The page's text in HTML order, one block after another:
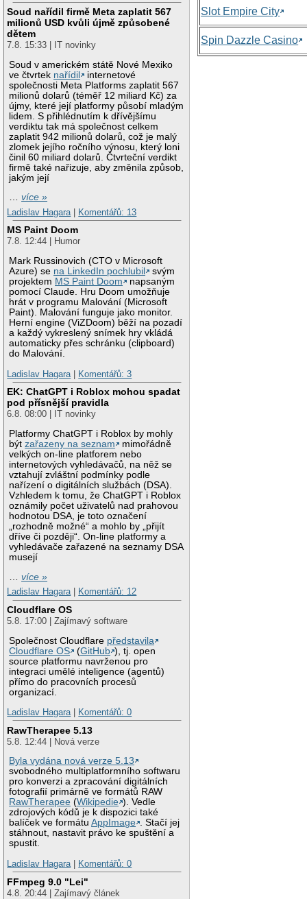
Soud nařídil firmě Meta zaplatit 567
milionů USD kvůli újmě způsobené
dětem
7.8. 15:33 | IT novinky
Soud v americkém státě Nové Mexiko
ve čtvrtek nařídil
internetové
společnosti Meta Platforms zaplatit 567
milionů dolarů (téměř 12 miliard Kč) za
újmy, které její platformy působí mladým
lidem. S přihlédnutím k dřívějšímu
verdiktu tak má společnost celkem
zaplatit 942 milionů dolarů, což je malý
zlomek jejího ročního výnosu, který loni
činil 60 miliard dolarů. Čtvrteční verdikt
firmě také nařizuje, aby změnila způsob,
jakým její
…více »
Ladislav Hagara
Komentářů: 13
MS Paint Doom
7.8. 12:44 | Humor
Mark Russinovich (CTO v Microsoft
Azure) se na LinkedIn pochlubil
svým
projektem MS Paint Doom
napsaným
pomocí Claude. Hru Doom umožňuje
hrát v programu Malování (Microsoft
Paint). Malování funguje jako monitor.
Herní engine (ViZDoom) běží na pozadí
a každý vykreslený snímek hry vkládá
automaticky přes schránku (clipboard)
do Malování.
Ladislav Hagara
Komentářů: 3
EK: ChatGPT i Roblox mohou spadat
pod přísnější pravidla
6.8. 08:00 | IT novinky
Platformy ChatGPT i Roblox by mohly
býtzařazeny na seznam
mimořádně
velkých on-line platforem nebo
internetových vyhledávačů, na něž se
vztahují zvláštní podmínky podle
nařízení o digitálních službách (DSA).
Vzhledem k tomu, že ChatGPT i Roblox
oznámily počet uživatelů nad prahovou
hodnotou DSA, je toto označení
„rozhodně možné“ a mohlo by „přijít
dříve či později“. On-line platformy a
vyhledávače zařazené na seznamy DSA
musejí
…více »
Ladislav Hagara| Komentářů: 12
Cloudflare OS
5.8. 17:00 | Zajímavý software
Společnost Cloudflare představila
Cloudflare OS
(GitHub ), tj. open
source platformu navrženou pro
integraci umělé inteligence (agentů)
přímo do pracovních procesů
organizací.
Ladislav Hagara| Komentářů: 0
RawTherapee 5.13
5.8. 12:44 | Nová verze
Byla vydána nová verze 5.13
svobodného multiplatformního softwaru
pro konverzi a zpracování digitálních
fotografií primárně ve formátů RAW
RawTherapee (Wikipedie ). Vedle
zdrojových kódů je k dispozici také
balíček ve formátuAppImage . Stačí jej
stáhnout, nastavit právo ke spuštění a
spustit.
Ladislav Hagara| Komentářů: 0
FFmpeg 9.0 "Lei"
4.8. 20:44 | Zajímavý článek
Slot Empire City
Spin Dazzle Casino